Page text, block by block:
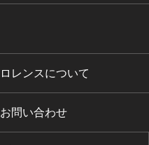
ロレンスについて
お問い合わせ